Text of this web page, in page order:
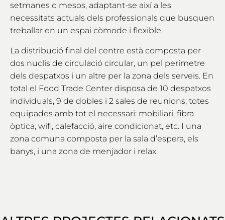
setmanes o mesos, adaptant-se així a les
necessitats actuals dels professionals que busquen
treballar en un espai còmode i flexible.
La distribució final del centre està composta per
dos nuclis de circulació circular, un pel perímetre
dels despatxos i un altre per la zona dels serveis. En
total el Food Trade Center disposa de 10 despatxos
individuals, 9 de dobles i 2 sales de reunions; totes
equipades amb tot el necessari: mobiliari, fibra
òptica, wifi, calefacció, aire condicionat, etc. I una
zona comuna composta per la sala d’espera, els
banys, i una zona de menjador i relax.